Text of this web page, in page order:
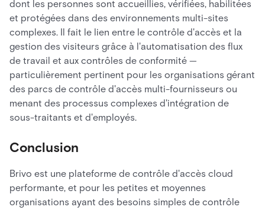
dont les personnes sont accueillies, vérifiées, habilitées
et protégées dans des environnements multi-sites
complexes. Il fait le lien entre le contrôle d'accès et la
gestion des visiteurs grâce à l'automatisation des flux
de travail et aux contrôles de conformité —
particulièrement pertinent pour les organisations gérant
des parcs de contrôle d'accès multi-fournisseurs ou
menant des processus complexes d'intégration de
sous-traitants et d'employés.
Conclusion
Brivo est une plateforme de contrôle d'accès cloud
performante, et pour les petites et moyennes
organisations ayant des besoins simples de contrôle